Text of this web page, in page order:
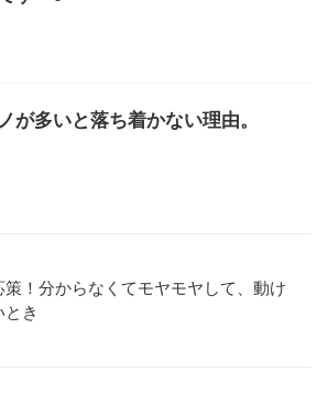
が多いと落ち着かない理由。
策！分からなくてモヤモヤして、動け
とき